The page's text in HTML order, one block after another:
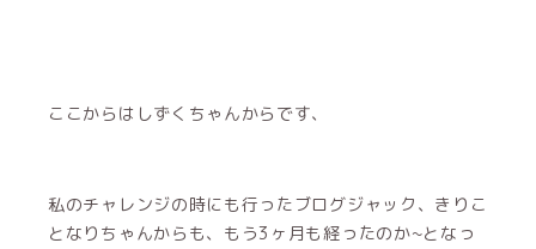
ここからはしずくちゃんからです、
私のチャレンジの時にも行ったブログジャック、きりこ
となりちゃんからも、もう3ヶ月も経ったのか~となっ